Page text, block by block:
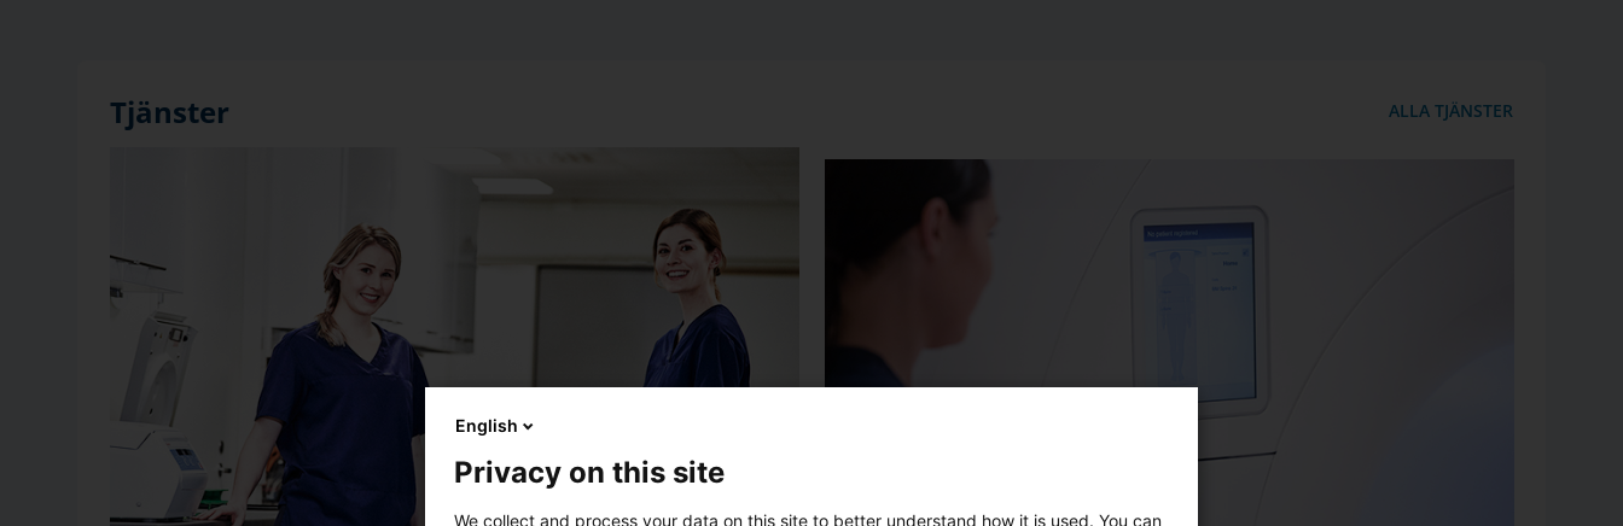
Tjänster ALLA TJÄNSTER
English
Privacy on this site
We collect and process your data on this site to better understand how it is used. You can